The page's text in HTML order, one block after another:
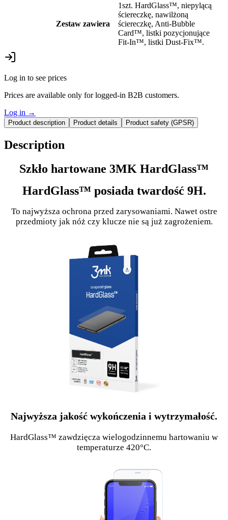
Zestaw zawiera
1szt. HardGlass™, niepylącą
ściereczkę, nawilżoną
ściereczkę, Anti-Bubble
Card™, listki pozycjonujące
Fit-In™, listki Dust-Fix™.
Log in to see prices
Prices are available only for logged-in B2B customers.
Log in →
Product description Product details Product safety (GPSR)
Description
Szkło hartowane 3MK HardGlass™
HardGlass™ posiada twardość 9H.
To najwyższa ochrona przed zarysowaniami. Nawet ostre
przedmioty jak nóż czy klucze nie są już zagrożeniem.
Najwyższa jakość wykończenia i wytrzymałość.
HardGlass™ zawdzięcza wielogodzinnemu hartowaniu w
temperaturze 420°C.